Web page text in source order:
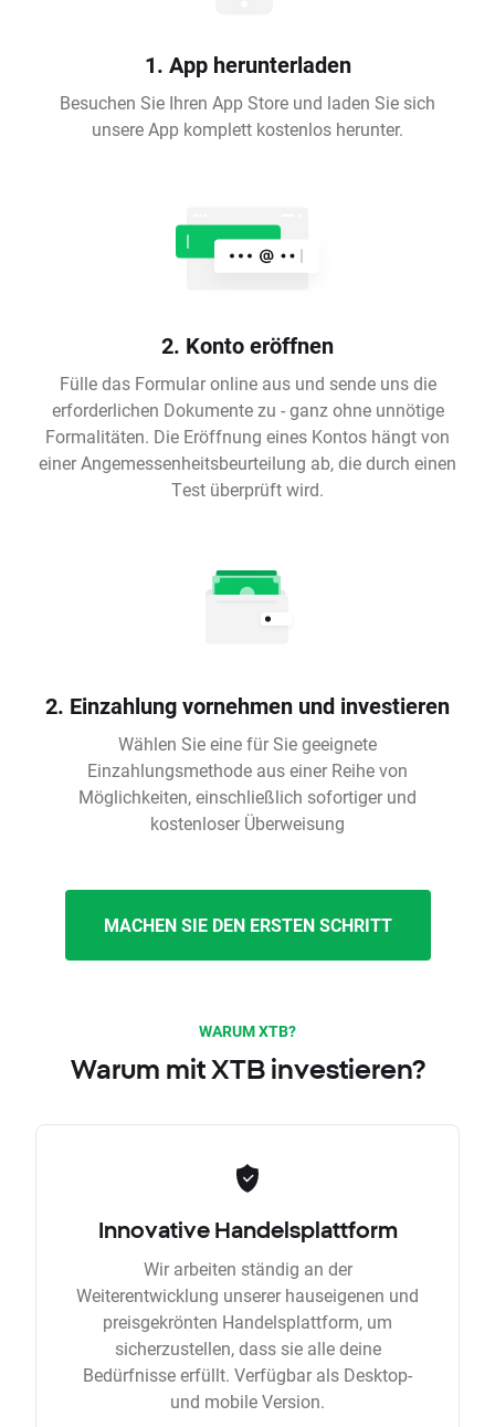
1. App herunterladen
Besuchen Sie Ihren App Store und laden Sie sich
unsere App komplett kostenlos herunter.
2. Konto eröffnen
Fülle das Formular online aus und sende uns die
erforderlichen Dokumente zu - ganz ohne unnötige
Formalitäten. Die Eröffnung eines Kontos hängt von
einer Angemessenheitsbeurteilung ab, die durch einen
Test überprüft wird.
2. Einzahlung vornehmen und investieren
Wählen Sie eine für Sie geeignete
Einzahlungsmethode aus einer Reihe von
Möglichkeiten, einschließlich sofortiger und
kostenloser Überweisung
MACHEN SIE DEN ERSTEN SCHRITT
WARUM XTB?
Warum mit XTB investieren?
Innovative Handelsplattform
Wir arbeiten ständig an der
Weiterentwicklung unserer hauseigenen und
preisgekrönten Handelsplattform, um
sicherzustellen, dass sie alle deine
Bedürfnisse erfüllt. Verfügbar als Desktop-
und mobile Version.